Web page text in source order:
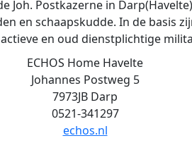
Joh. Postkazerne in
en schaapskudde. In de basis
en oud dienstplichtige
ECHOS Home Havelte
Johannes Postweg 5
7973JB Darp
0521-341297
echos.nl